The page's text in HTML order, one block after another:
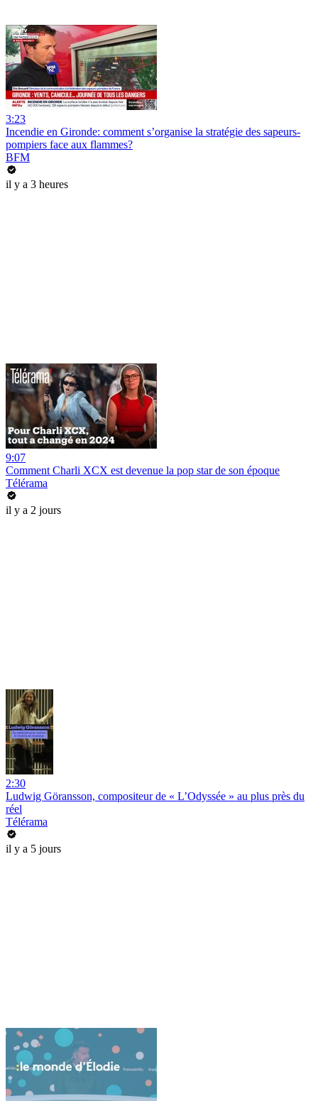
3:23
Incendie en Gironde: comment s’organise la stratégie des sapeurs-
pompiers face aux flammes?
BFM
il y a 3 heures
9:07
Comment Charli XCX est devenue la pop star de son époque
Télérama
il y a 2 jours
2:30
Ludwig Göransson, compositeur de « L’Odyssée » au plus près du
réel
Télérama
il y a 5 jours